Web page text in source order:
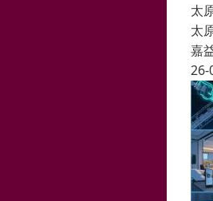
太
太
嘉
26-